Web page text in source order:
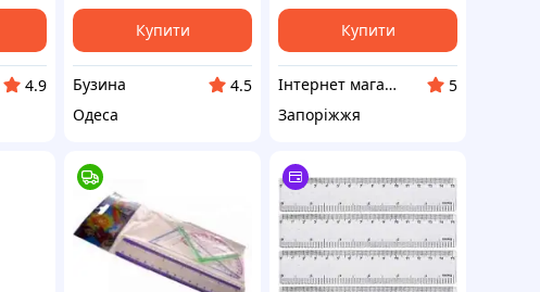
4.9
Купити
Бузина
4.5
Одеса
Купити
Інтернет магазин "Твій Вектор"
5
Запоріжжя